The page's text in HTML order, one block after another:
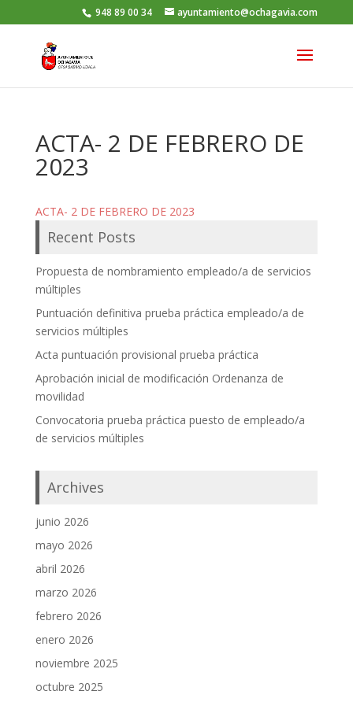
948 89 00 34 ayuntamiento@ochagavia.com
ACTA- 2 DE FEBRERO DE
2023
ACTA- 2 DE FEBRERO DE 2023
Recent Posts
Propuesta de nombramiento empleado/a de servicios
múltiples
Puntuación definitiva prueba práctica empleado/a de
servicios múltiples
Acta puntuación provisional prueba práctica
Aprobación inicial de modificación Ordenanza de
movilidad
Convocatoria prueba práctica puesto de empleado/a
de servicios múltiples
Archives
junio 2026
mayo 2026
abril 2026
marzo 2026
febrero 2026
enero 2026
noviembre 2025
octubre 2025